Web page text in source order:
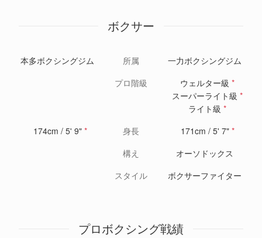
ボクサー
本多ボクシングジム 所属
一力ボクシングジム
プロ階級
ウェルター級 *
スーパーライト級 *
ライト級 *
174cm / 5' 9" * 身長 171cm / 5' 7" *
構え
オーソドックス
スタイル
ボクサーファイター
プロボクシング戦績